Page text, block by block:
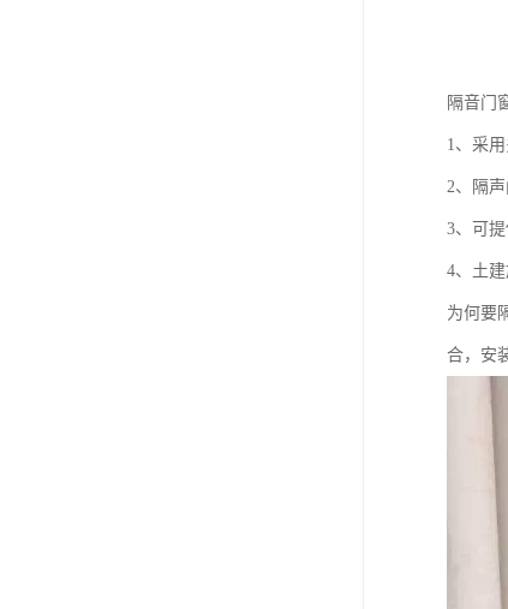
隔音门
1、采
2、隔
3、可
4、土
为何要
合，安